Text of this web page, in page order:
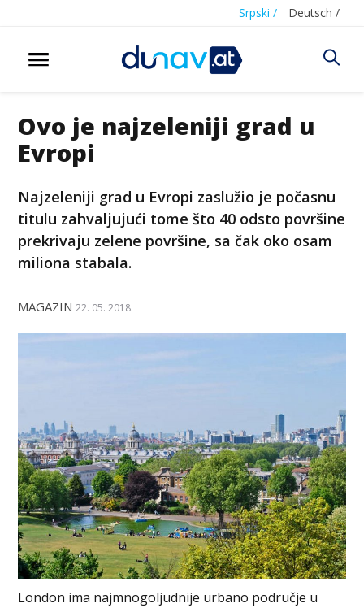
Srpski / Deutsch /
Ovo je najzeleniji grad u
Evropi
Najzeleniji grad u Evropi zaslužio je počasnu
titulu zahvaljujući tome što 40 odsto površine
prekrivaju zelene površine, sa čak oko osam
miliona stabala.
MAGAZIN 22. 05. 2018.
London ima najmnogoljudnije urbano područje u